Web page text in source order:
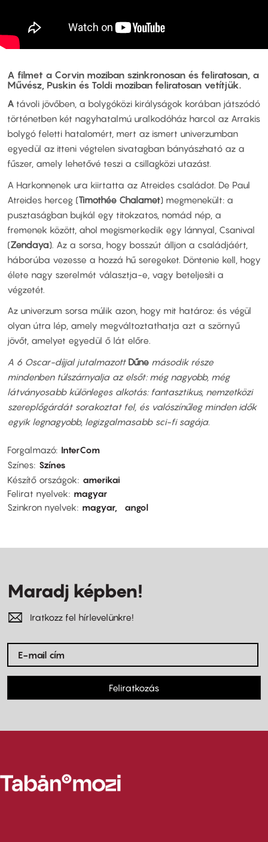
A filmet a Corvin moziban szinkronosan és feliratosan, a
Művész, Puskin és Toldi moziban feliratosan vetítjük.
A távoli jövőben, a bolygóközi királyságok korában játszódó
történetben két nagyhatalmú uralkodóház harcol az Arrakis
bolygó feletti hatalomért, mert az ismert univerzumban
egyedül az itteni végtelen sivatagban bányászható az a
fűszer, amely lehetővé teszi a csillagközi utazást.
A Harkonnenek ura kiirtatta az Atreides családot. De Paul
Atreides herceg (Timothée Chalamet) megmenekült: a
pusztaságban bujkál egy titokzatos, nomád nép, a
fremenek között, ahol megismerkedik egy lánnyal, Csanival
(Zendaya). Az a sorsa, hogy bosszút álljon a családjáért,
háborúba vezesse a hozzá hű seregeket. Döntenie kell, hogy
élete nagy szerelmét választja-e, vagy beteljesíti a
végzetét.
Az univerzum sorsa múlik azon, hogy mit határoz: és végül
olyan útra lép, amely megváltoztathatja azt a szörnyű
jövőt, amelyet egyedül ő lát előre.
A 6 Oscar-díjjal jutalmazott Dűne második része
mindenben túlszárnyalja az elsőt: még nagyobb, még
látványosabb különleges alkotás: fantasztikus, nemzetközi
szereplőgárdát sorakoztat fel, és valószínűleg minden idők
egyik legnagyobb, legizgalmasabb sci-fi sagája.
Forgalmazó InterCom
Színes Színes
Készítő országok
amerikai
Felirat nyelvek
magyar
Szinkron nyelvek
magyar angol
Maradj képben!
Iratkozz fel hírlevelünkre!
Feliratkozás